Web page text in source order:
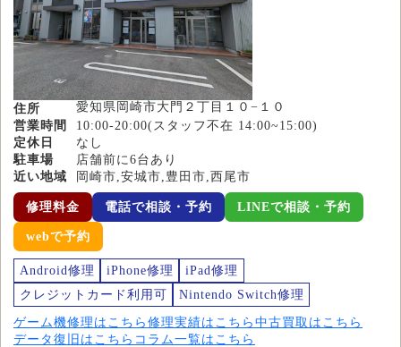
住所
愛知県岡崎市大門２丁目１０−１０
営業時間
10:00-20:00(スタッフ不在 14:00~15:00)
定休日
なし
駐車場
店舗前に6台あり
近い地域
岡崎市,安城市,豊田市,西尾市
修理料金 電話で相談・予約 LINEで相談・予約
webで予約
Android修理 iPhone修理
iPad修理
クレジットカード利用可
Nintendo Switch修理
ゲーム機修理はこちら 修理実績はこちら 中古買取はこちら
データ復旧はこちら コラム一覧はこちら